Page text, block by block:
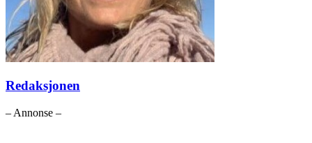
Redaksjonen
– Annonse –